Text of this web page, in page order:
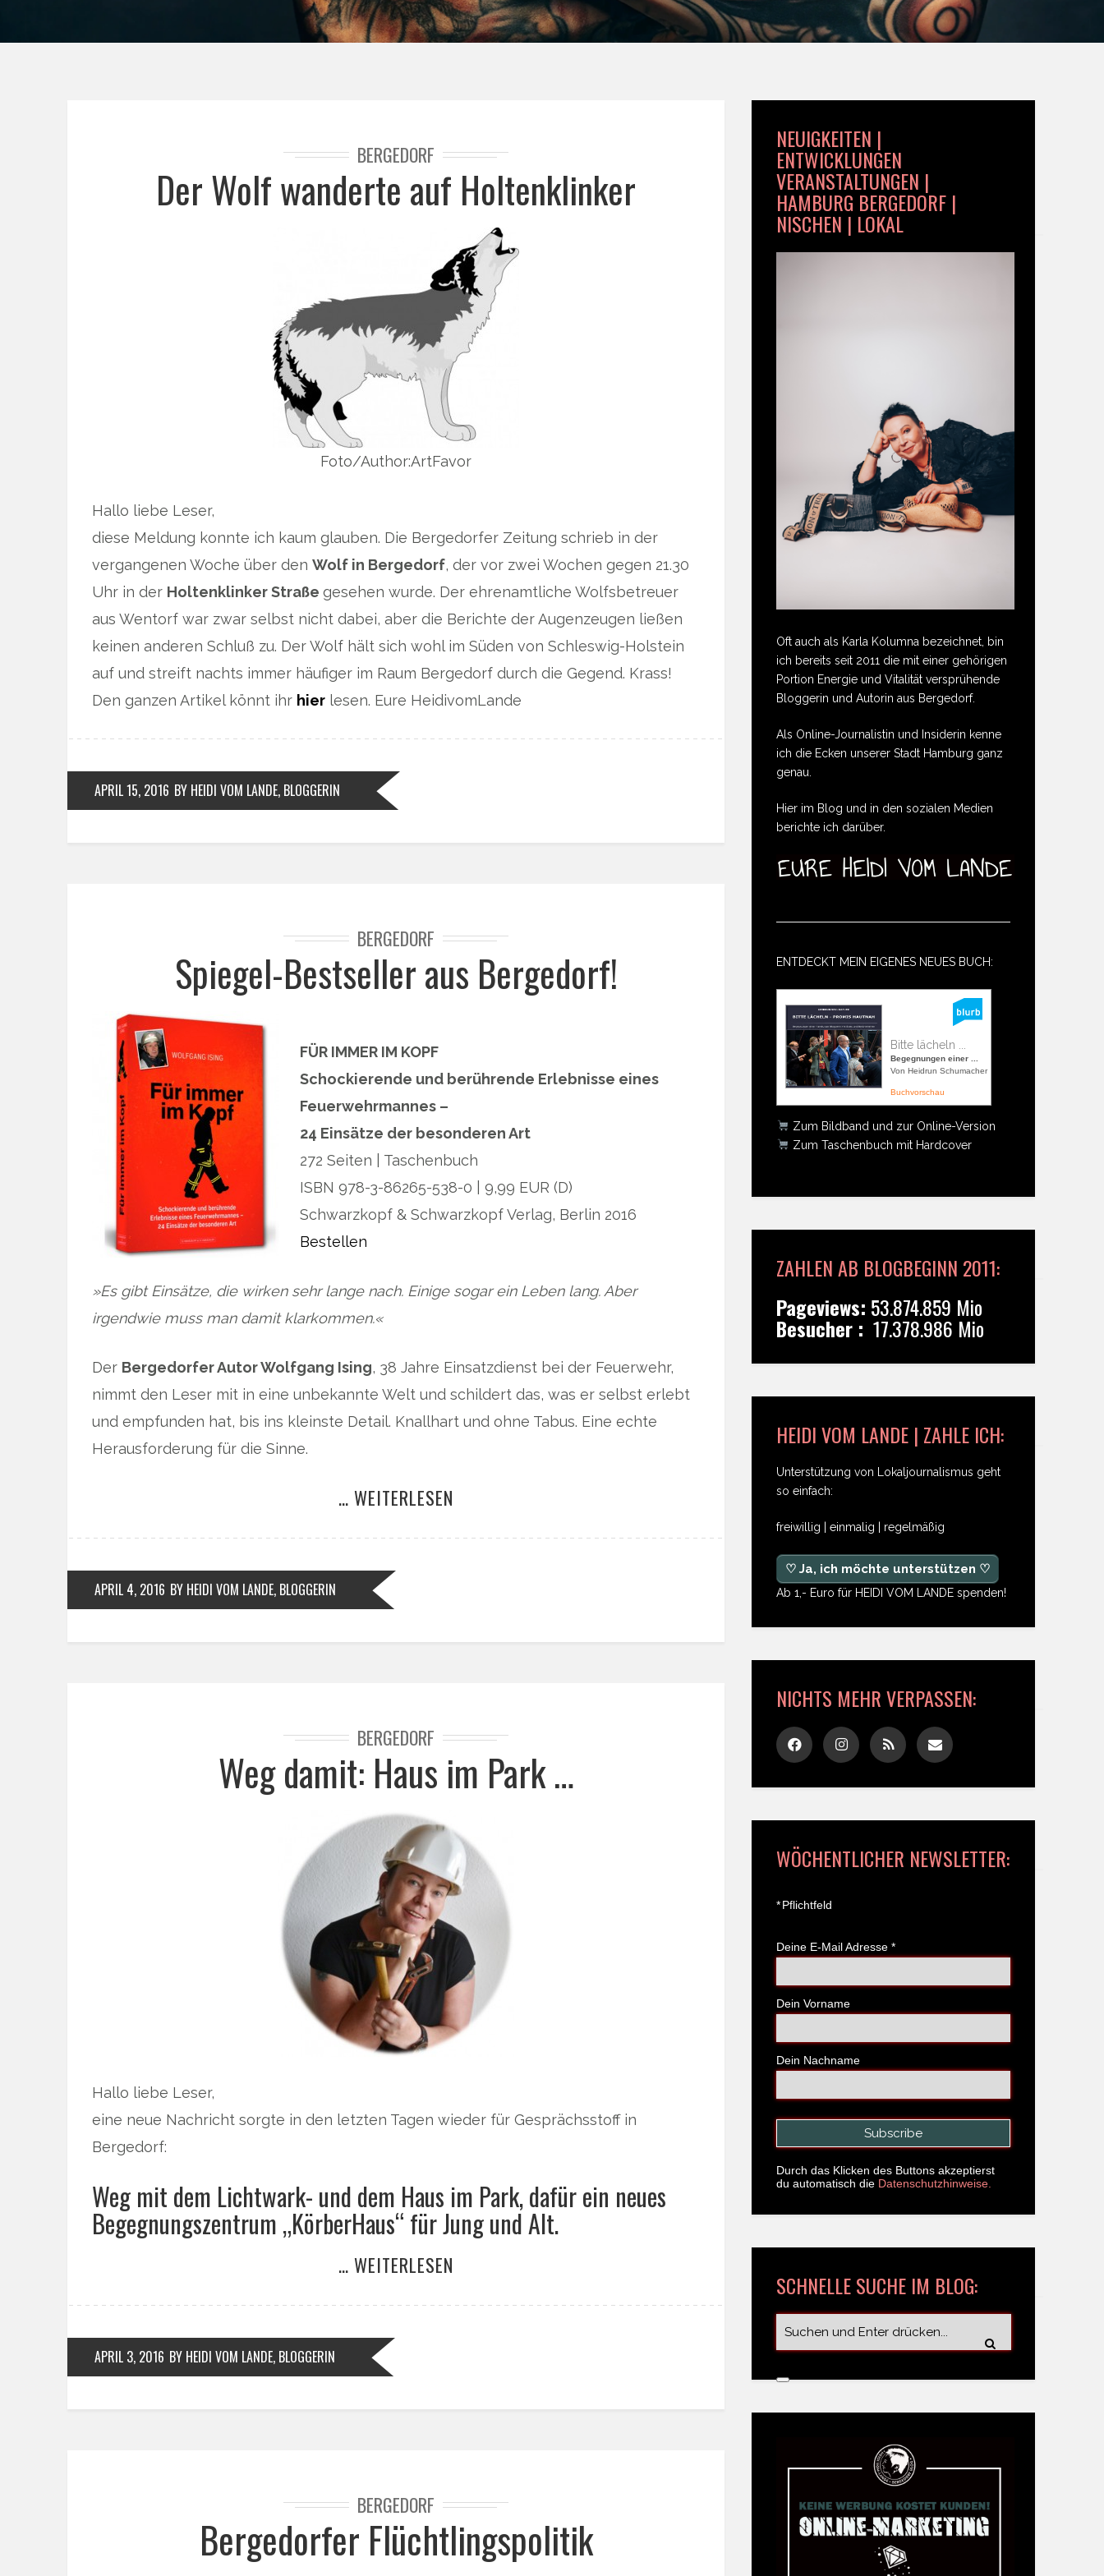
BERGEDORF
Der Wolf wanderte auf Holtenklinker
Foto/Author:ArtFavor
Hallo liebe Leser,
diese Meldung konnte ich kaum glauben. Die Bergedorfer Zeitung schrieb in der
vergangenen Woche über den Wolf in Bergedorf, der vor zwei Wochen gegen 21.30
Uhr in der Holtenklinker Straße gesehen wurde. Der ehrenamtliche Wolfsbetreuer
aus Wentorf war zwar selbst nicht dabei, aber die Berichte der Augenzeugen ließen
keinen anderen Schluß zu. Der Wolf hält sich wohl im Süden von Schleswig-Holstein
auf und streift nachts immer häufiger im Raum Bergedorf durch die Gegend. Krass!
Den ganzen Artikel könnt ihr hier lesen. Eure HeidivomLande
APRIL 15, 2016 BY HEIDI VOM LANDE, BLOGGERIN
BERGEDORF
Spiegel-Bestseller aus Bergedorf!
FÜR IMMER IM KOPF
Schockierende und berührende Erlebnisse eines
Feuerwehrmannes –
24 Einsätze der besonderen Art
272 Seiten | Taschenbuch
ISBN 978-3-86265-538-0 | 9,99 EUR (D)
Schwarzkopf & Schwarzkopf Verlag, Berlin 2016
Bestellen
»Es gibt Einsätze, die wirken sehr lange nach. Einige sogar ein Leben lang. Aber
irgendwie muss man damit klarkommen.«
Der Bergedorfer Autor Wolfgang Ising, 38 Jahre Einsatzdienst bei der Feuerwehr,
nimmt den Leser mit in eine unbekannte Welt und schildert das, was er selbst erlebt
und empfunden hat, bis ins kleinste Detail. Knallhart und ohne Tabus. Eine echte
Herausforderung für die Sinne.
… WEITERLESEN
APRIL 4, 2016 BY HEIDI VOM LANDE, BLOGGERIN
BERGEDORF
Weg damit: Haus im Park …
Hallo liebe Leser,
eine neue Nachricht sorgte in den letzten Tagen wieder für Gesprächsstoff in
Bergedorf:
Weg mit dem Lichtwark- und dem Haus im Park, dafür ein neues
Begegnungszentrum „KörberHaus“ für Jung und Alt.
… WEITERLESEN
APRIL 3, 2016 BY HEIDI VOM LANDE, BLOGGERIN
BERGEDORF
Bergedorfer Flüchtlingspolitik
NEUIGKEITEN |
ENTWICKLUNGEN
VERANSTALTUNGEN |
HAMBURG BERGEDORF |
NISCHEN | LOKAL
Oft auch als Karla Kolumna bezeichnet, bin
ich bereits seit 2011 die mit einer gehörigen
Portion Energie und Vitalität versprühende
Bloggerin und Autorin aus Bergedorf.
Als Online-Journalistin und Insiderin kenne
ich die Ecken unserer Stadt Hamburg ganz
genau.
Hier im Blog und in den sozialen Medien
berichte ich darüber.
ENTDECKT MEIN EIGENES NEUES BUCH:
Bitte lächeln ...
Begegnungen einer ...
Von Heidrun Schumacher
Buchvorschau
Zum Bildband und zur Online-Version
Zum Taschenbuch mit Hardcover
ZAHLEN AB BLOGBEGINN 2011:
Pageviews: 53.874.859 Mio
Besucher : 17.378.986 Mio
HEIDI VOM LANDE | ZAHLE ICH:
Unterstützung von Lokaljournalismus geht
so einfach:
freiwillig | einmalig | regelmäßig
♡ Ja, ich möchte unterstützen ♡
Ab 1,- Euro für HEIDI VOM LANDE spenden!
NICHTS MEHR VERPASSEN:
WÖCHENTLICHER NEWSLETTER:
*Pflichtfeld
Deine E-Mail Adresse *
Dein Vorname
Dein Nachname
Durch das Klicken des Buttons akzeptierst
du automatisch die Datenschutzhinweise.
SCHNELLE SUCHE IM BLOG: